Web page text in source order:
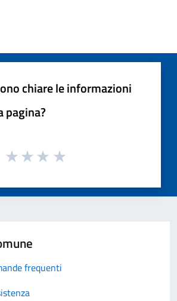
chiare le informazioni
pagina?
frequenti